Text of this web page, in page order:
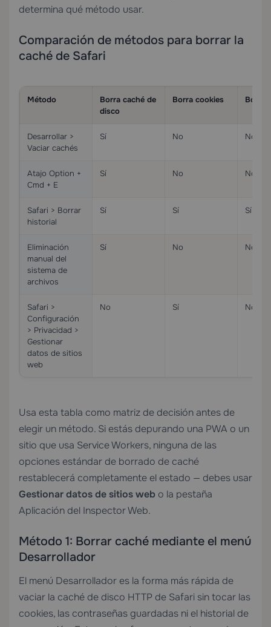
determina qué método usar.
Comparación de métodos para borrar la
caché de Safari
Método
Borra caché de
disco
Borra cookies Borra
Desarrollar >
Vaciar cachés
Sí No No
Atajo Option +
Cmd + E
Sí No No
Safari > Borrar
historial
Sí Sí Sí
Eliminación
manual del
sistema de
archivos
Sí No No
Safari >
Configuración
> Privacidad >
Gestionar
datos de sitios
web
No Sí No
Usa esta tabla como matriz de decisión antes de
elegir un método. Si estás depurando una PWA o un
sitio que usa Service Workers, ninguna de las
opciones estándar de borrado de caché
restablecerá completamente el estado — debes usar
Gestionar datos de sitios web o la pestaña
Aplicación del Inspector Web.
Método 1: Borrar caché mediante el menú
Desarrollador
El menú Desarrollador es la forma más rápida de
vaciar la caché de disco HTTP de Safari sin tocar las
cookies, las contraseñas guardadas ni el historial de